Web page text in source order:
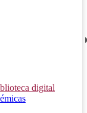
digital